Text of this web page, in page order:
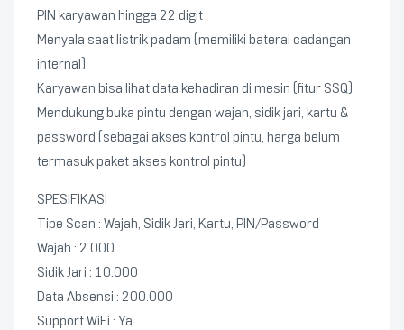
PIN karyawan hingga 22 digit
Menyala saat listrik padam (memiliki baterai cadangan
internal)
Karyawan bisa lihat data kehadiran di mesin (fitur SSQ)
Mendukung buka pintu dengan wajah, sidik jari, kartu &
password (sebagai akses kontrol pintu, harga belum
termasuk paket akses kontrol pintu)
SPESIFIKASI
Tipe Scan : Wajah, Sidik Jari, Kartu, PIN/Password
Wajah : 2.000
Sidik Jari : 10.000
Data Absensi : 200.000
Support WiFi : Ya